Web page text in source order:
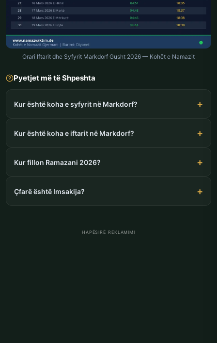
Orari Iftarit dhe Syfyrit Markdorf Gusht 2026 — Kohët e Namazit
Pyetjet më të Shpeshta
Kur është koha e syfyrit në Markdorf?
Kur është koha e iftarit në Markdorf?
Kur fillon Ramazani 2026?
Çfarë është Imsakija?
HAPËSIRË REKLAMIMI